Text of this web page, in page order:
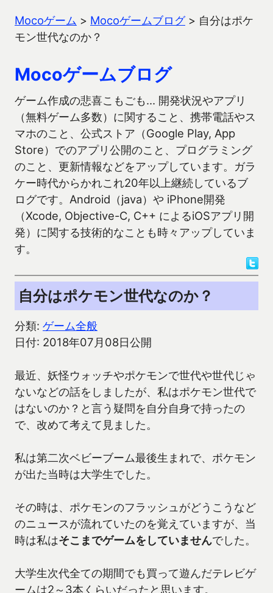
Mocoゲーム > Mocoゲームブログ> 自分はポケ
モン世代なのか？
Mocoゲームブログ
ゲーム作成の悲喜こもごも… 開発状況やアプリ
（無料ゲーム多数）に関すること、携帯電話やス
マホのこと、公式ストア（Google Play, App
Store）でのアプリ公開のこと、プログラミング
のこと、更新情報などをアップしています。ガラ
ケー時代からかれこれ20年以上継続しているブ
ログです。Android（java）や iPhone開発
（Xcode, Objective-C, C++ によるiOSアプリ開
発）に関する技術的なことも時々アップしていま
す。
自分はポケモン世代なのか？
分類: ゲーム全般
日付: 2018年07月08日公開
最近、妖怪ウォッチやポケモンで世代や世代じゃ
ないなどの話をしましたが、私はポケモン世代で
はないのか？と言う疑問を自分自身で持ったの
で、改めて考えて見ました。
私は第二次ベビーブーム最後生まれで、ポケモン
が出た当時は大学生でした。
その時は、ポケモンのフラッシュがどうこうなど
のニュースが流れていたのを覚えていますが、当
時は私はそこまでゲームをしていませんでした。
大学生次代全ての期間でも買って遊んだテレビゲ
ームは2～3本くらいだったと思います。